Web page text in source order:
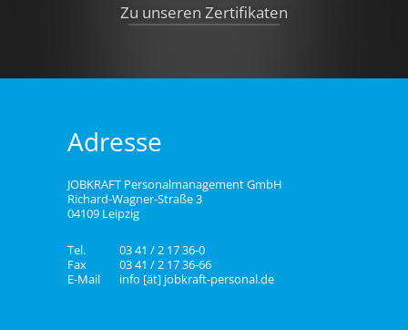
Zu unseren Zertifikaten
Adresse
JOBKRAFT Personalmanagement GmbH
Richard-Wagner-Straße 3
04109 Leipzig
Tel.
03 41 / 2 17 36-0
Fax
03 41 / 2 17 36-66
E-Mail
info [ät] jobkraft-personal.de